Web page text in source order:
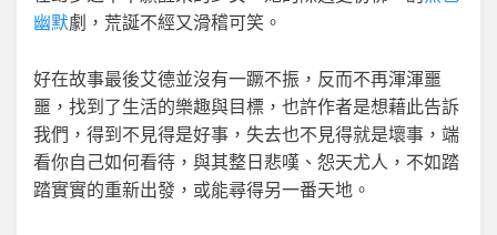
幽默劇，荒誕不經又滑稽可笑。
好在故事最後艾德並沒有一蹶不振，反而不再渾渾噩
噩，找到了生活的樂趣與目標，也許作者是想藉此告訴
我們，得到不見得是好事，失去也不見得就是壞事，端
看你自己如何看待，與其整日悲嘆、怨天尤人，不如踏
踏實實的重新出發，或能尋得另一番天地。